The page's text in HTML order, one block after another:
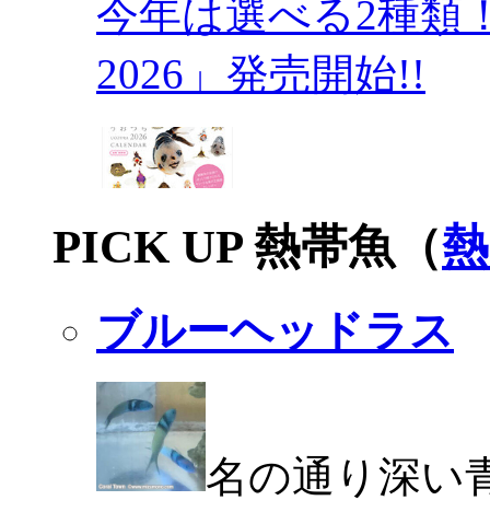
今年は選べる2種類
2026」発売開始!!
PICK UP 熱帯魚（
ブルーヘッドラス
名の通り深い